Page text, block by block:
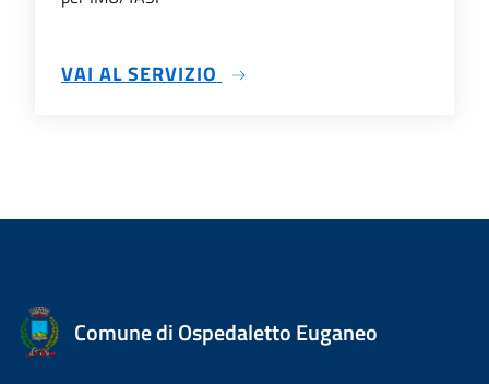
VAI AL SERVIZIO SU SERVIZI TRIBUTARI
Comune di Ospedaletto Euganeo